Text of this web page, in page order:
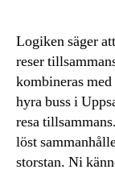
Logiken säger
reser
kombineras
hyra buss i
resa
löst
storstan. Ni